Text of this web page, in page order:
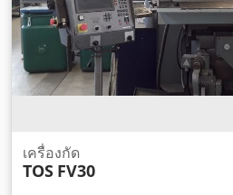
เครื่องกัด
TOS FV30